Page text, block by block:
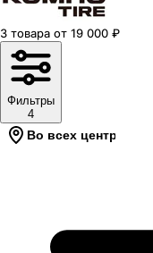
3 товара от 19 000 ₽
Фильтры
4
Во всех центрах